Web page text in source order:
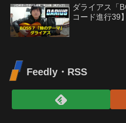
ダライアス「
コード進行39】
Feedly・RSS